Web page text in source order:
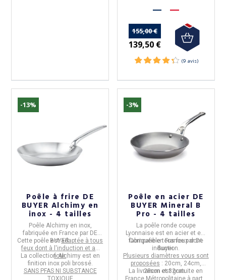
155,00 €
139,50 €
-13%
Poêle à frire DE
BUYER Alchimy en
inox - 4 tailles
Poêle Alchimyen inox,
fabriquée en France par DE
BUYER.
Cette poêle estadaptée à tous
feux dont à l'induction et au
four.
La collection Alchimyest en
finition inox poli brossé.
SANS PFAS NI SUBSTANCE
TOXIQUE
-3%
Poêle en acier DE
BUYER Mineral B
Pro - 4 tailles
La poêle ronde coupe
Lyonnaiseest en acieret est
fabriquée enFranceparDe
Buyer.
Compatible tous feux dont
induction.
Plusieurs diamètres vous sont
proposées : 20cm, 24cm,
28cm et 32cm.
La livraison est gratuite en
France Métropolitaine à partir